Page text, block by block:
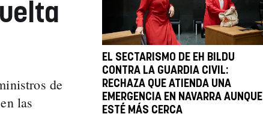
de
las
EL SECTARISMO DE EH BILDU
CONTRA LA GUARDIA CIVIL:
RECHAZA QUE ATIENDA UNA
EMERGENCIA EN NAVARRA AUNQUE
ESTÉ MÁS CERCA